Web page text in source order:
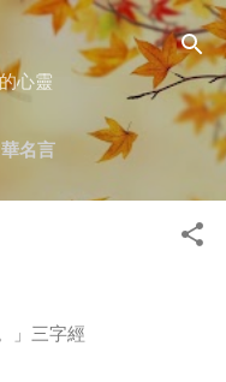
心靈
名言
」三字經